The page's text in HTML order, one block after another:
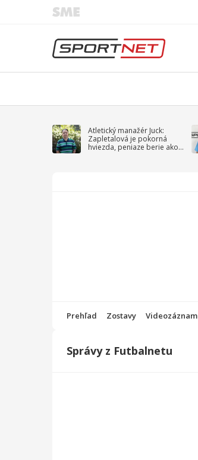
Atletický manažér Juck:
Zapletalová je pokorná
hviezda, peniaze berie ako
Prehľad Zostavy Videozáznam
Správy z Futbalnetu